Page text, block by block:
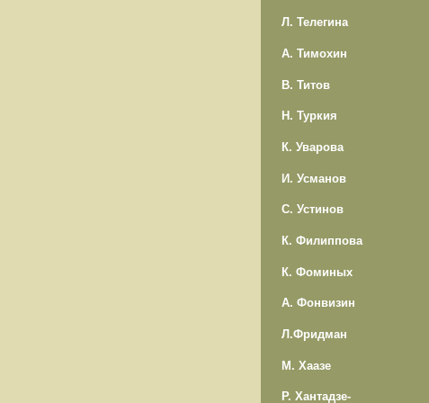
Л. Телегина
А. Тимохин
В. Титов
Н. Туркия
К. Уварова
И. Усманов
С. Устинов
К. Филиппова
К. Фоминых
А. Фонвизин
Л.Фридман
М. Хаазе
Р. Хантадзе-